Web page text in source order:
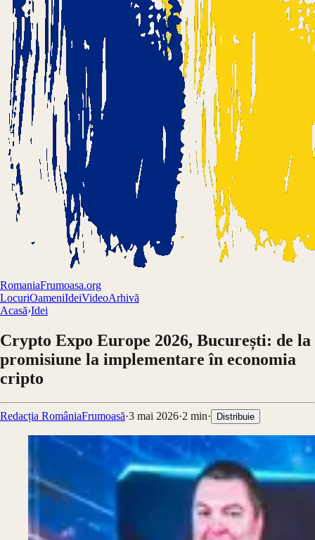
RomaniaFrumoasa.org
LocuriOameniIdeiVideoArhivă
Acasă›Idei
Crypto Expo Europe 2026, București: de la
promisiune la implementare în economia
cripto
Redacția RomâniaFrumoasă·3 mai 2026·2 min· Distribuie